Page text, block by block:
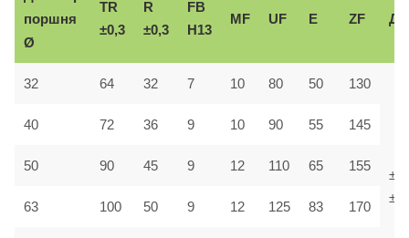
поршня
Ø
TR
±0,3
R
±0,3
FB
H13
MF UF E ZF
32 64 32 7 10 80 50 130
40 72 36 9 10 90 55 145
50 90 45 9 12 110 65 155
63 100 50 9 12 125 83 170